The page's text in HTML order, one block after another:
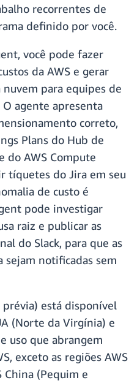
recorrentes de
definido por você.
você pode fazer
da AWS e gerar
para equipes de
agente apresenta
correto,
Plans do Hub de
do AWS Compute
tíquetes do Jira em seu
de custo é
pode investigar
raiz e publicar as
do Slack, para que as
sejam notificadas sem
prévia) está disponível
(Norte da Virgínia) e
uso que abrangem
exceto as regiões AWS
China (Pequim e